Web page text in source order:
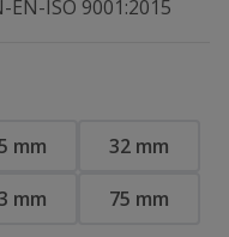
ISO 9001:2015
mm
32 mm
mm
75 mm